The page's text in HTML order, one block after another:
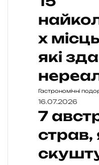
х
які
Гастрономічні
16.07.2026
7
страв,